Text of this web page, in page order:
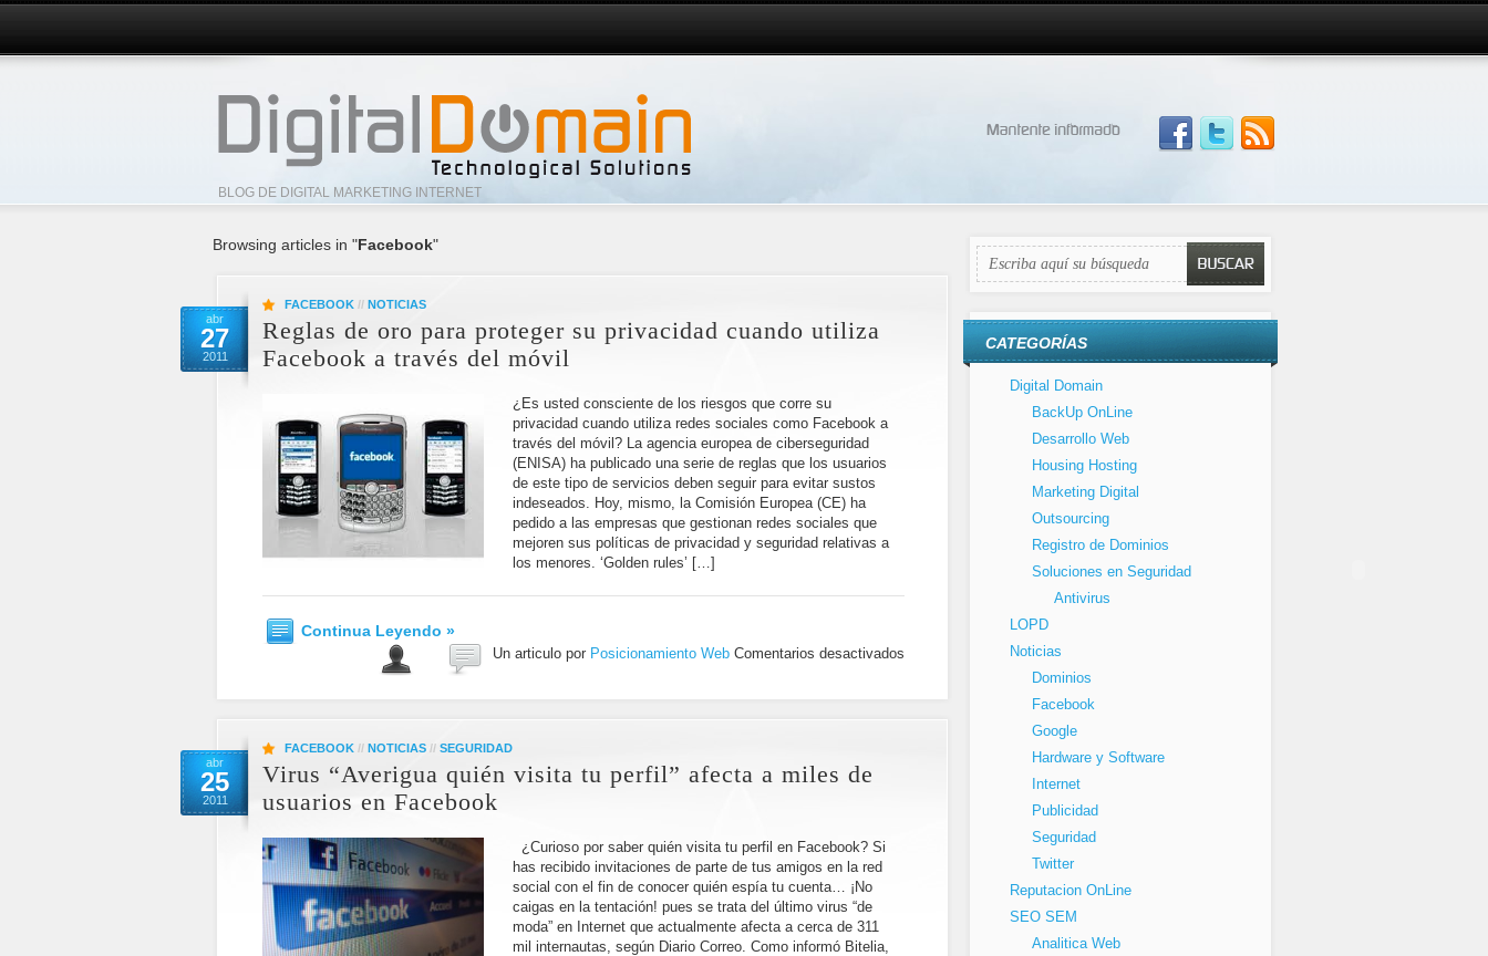
BLOG DE DIGITAL MARKETING INTERNET
Browsing articles in "Facebook"
abr
27
2011
FACEBOOK // NOTICIAS
Reglas de oro para proteger su privacidad cuando utiliza
Facebook a través del móvil
¿Es usted consciente de los riesgos que corre su
privacidad cuando utiliza redes sociales como Facebook a
través del móvil? La agencia europea de ciberseguridad
(ENISA) ha publicado una serie de reglas que los usuarios
de este tipo de servicios deben seguir para evitar sustos
indeseados. Hoy, mismo, la Comisión Europea (CE) ha
pedido a las empresas que gestionan redes sociales que
mejoren sus políticas de privacidad y seguridad relativas a
los menores. ‘Golden rules’ […]
Continua Leyendo »
Un articulo por Posicionamiento Web Comentarios desactivados
abr
25
2011
FACEBOOK // NOTICIAS // SEGURIDAD
Virus “Averigua quién visita tu perfil” afecta a miles de
usuarios en Facebook
¿Curioso por saber quién visita tu perfil en Facebook? Si
has recibido invitaciones de parte de tus amigos en la red
social con el fin de conocer quién espía tu cuenta… ¡No
caigas en la tentación! pues se trata del último virus “de
moda” en Internet que actualmente afecta a cerca de 311
mil internautas, según Diario Correo. Como informó Bitelia,
CATEGORÍAS
Digital Domain
BackUp OnLine
Desarrollo Web
Housing Hosting
Marketing Digital
Outsourcing
Registro de Dominios
Soluciones en Seguridad
Antivirus
LOPD
Noticias
Dominios
Facebook
Google
Hardware y Software
Internet
Publicidad
Seguridad
Twitter
Reputacion OnLine
SEO SEM
Analitica Web